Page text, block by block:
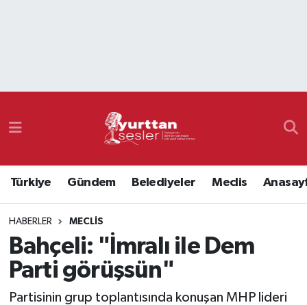
Türkiye Gündem Belediyeler Meclis
HABERLER MECLIS
Bahçeli: "İmralı ile Dem
Parti görüşsün"
Partisinin grup toplantısında konuşan MHP lideri
Namaz Vakitleri
Süper Lig Puan Durumu ve Fikstür
Tüm Manşetler
Son Dakika Haberleri
Haber Arşivi